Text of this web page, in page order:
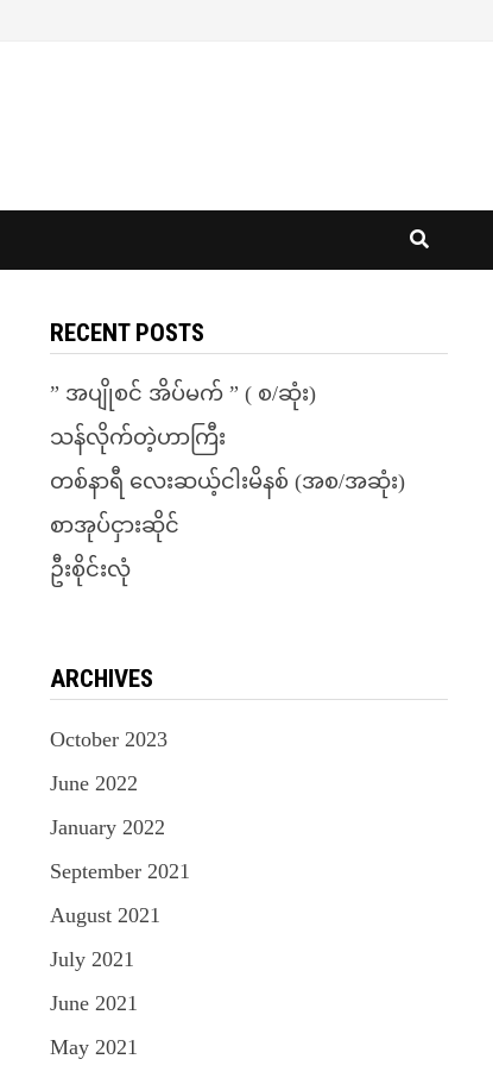
RECENT POSTS
” အပျိုစင် အိပ်မက် ” ( စ/ဆုံး)
သန်လိုက်တဲ့ဟာကြီး
တစ်နာရီ လေးဆယ့်ငါးမိနစ် (အစ/အဆုံး)
စာအုပ်ငှားဆိုင်
ဦးစိုင်းလုံ
ARCHIVES
October 2023
June 2022
January 2022
September 2021
August 2021
July 2021
June 2021
May 2021